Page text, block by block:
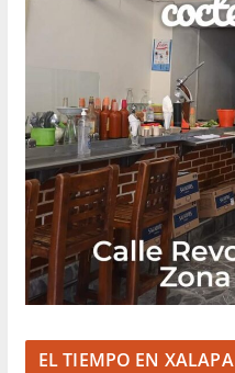
EL TIEMPO EN XALAPA